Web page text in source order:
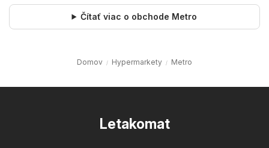
Čítať viac o obchode Metro
Domov Hypermarkety Metro
Letakomat